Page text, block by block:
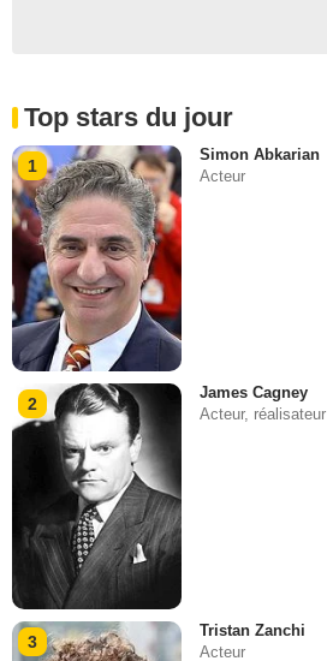
Top stars du jour
1
Simon Abkarian
Acteur
2
James Cagney
Acteur, réalisateur
3
Tristan Zanchi
Acteur